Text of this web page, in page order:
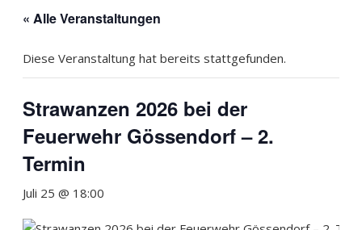
« Alle Veranstaltungen
Diese Veranstaltung hat bereits stattgefunden.
Strawanzen 2026 bei der
Feuerwehr Gössendorf – 2.
Termin
Juli 25 @ 18:00